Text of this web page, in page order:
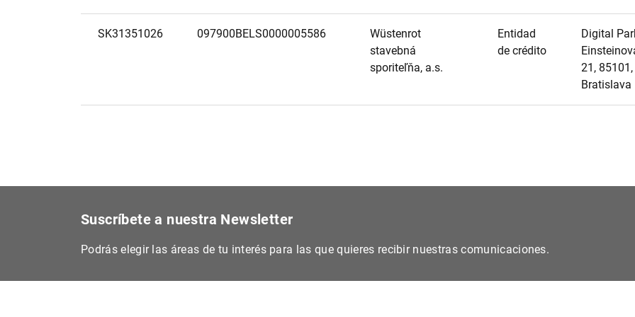
SK31351026 097900BELS0000005586
Wüstenrot
stavebná
sporiteľňa, a.s.
Entidad
de crédito
Digital
21, 85101,
Bratislava
Suscríbete a nuestra Newsletter
Podrás elegir las áreas de tu interés para las que quieres recibir nuestras comunicaciones.